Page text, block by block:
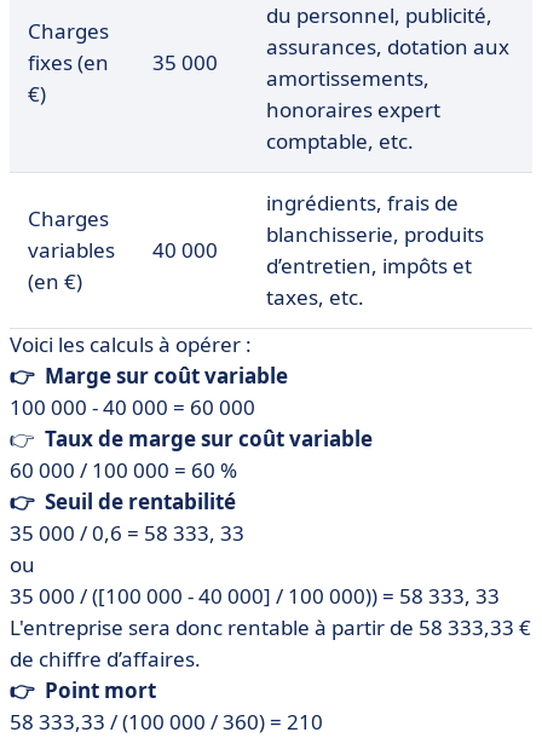
Charges
fixes (en
€)
35 000
du personnel, publicité,
assurances, dotation aux
amortissements,
honoraires expert
comptable, etc.
Charges
variables
(en €)
40 000
ingrédients, frais de
blanchisserie, produits
d’entretien, impôts et
taxes, etc.
Voici les calculs à opérer :
👉 Marge sur coût variable
100 000 - 40 000 = 60 000
👉 Taux de marge sur coût variable
60 000 / 100 000 = 60 %
👉 Seuil de rentabilité
35 000 / 0,6 = 58 333, 33
ou
35 000 / ([100 000 - 40 000] / 100 000)) = 58 333, 33
L'entreprise sera donc rentable à partir de 58 333,33 €
de chiffre d’affaires.
👉 Point mort
58 333,33 / (100 000 / 360) = 210